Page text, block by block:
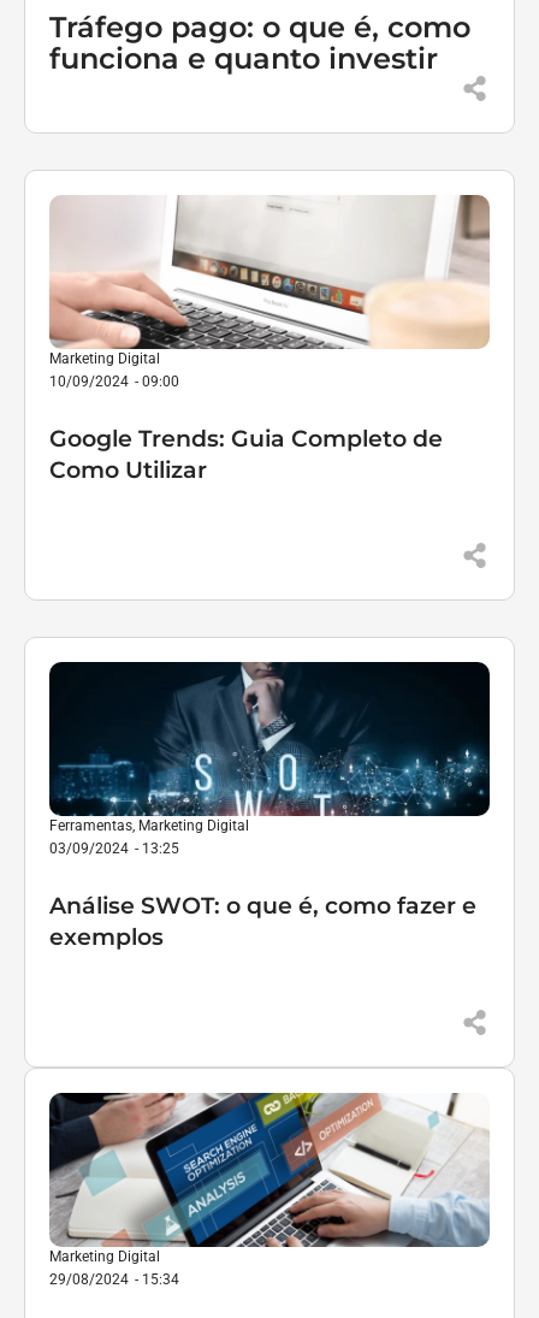
Tráfego pago: o que é, como
funciona e quanto investir
Marketing Digital
10/09/2024 - 09:00
Google Trends: Guia Completo de
Como Utilizar
Ferramentas, Marketing Digital
03/09/2024 - 13:25
Análise SWOT: o que é, como fazer e
exemplos
Marketing Digital
29/08/2024 - 15:34